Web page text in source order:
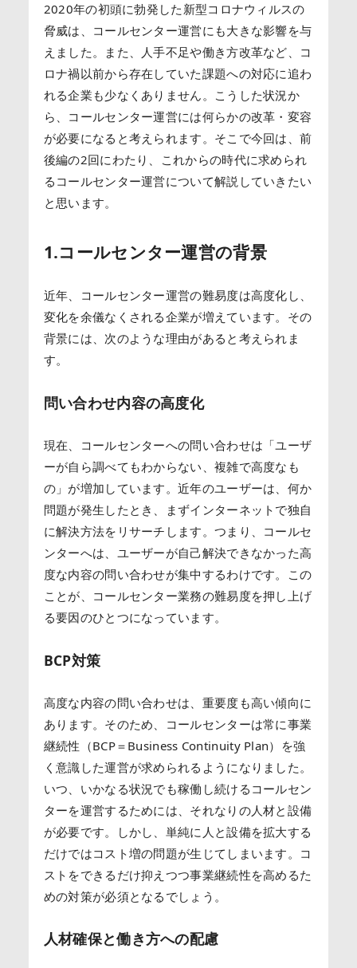
2020年の初頭に勃発した新型コロナウィルスの
脅威は、コールセンター運営にも大きな影響を与
えました。また、人手不足や働き方改革など、コ
ロナ禍以前から存在していた課題への対応に追わ
れる企業も少なくありません。こうした状況か
ら、コールセンター運営には何らかの改革・変容
が必要になると考えられます。そこで今回は、前
後編の2回にわたり、これからの時代に求められ
るコールセンター運営について解説していきたい
と思います。
1.コールセンター運営の背景
近年、コールセンター運営の難易度は高度化し、
変化を余儀なくされる企業が増えています。その
背景には、次のような理由があると考えられま
す。
問い合わせ内容の高度化
現在、コールセンターへの問い合わせは「ユーザ
ーが自ら調べてもわからない、複雑で高度なも
の」が増加しています。近年のユーザーは、何か
問題が発生したとき、まずインターネットで独自
に解決方法をリサーチします。つまり、コールセ
ンターへは、ユーザーが自己解決できなかった高
度な内容の問い合わせが集中するわけです。この
ことが、コールセンター業務の難易度を押し上げ
る要因のひとつになっています。
BCP対策
高度な内容の問い合わせは、重要度も高い傾向に
あります。そのため、コールセンターは常に事業
継続性（BCP＝Business Continuity Plan）を強
く意識した運営が求められるようになりました。
いつ、いかなる状況でも稼働し続けるコールセン
ターを運営するためには、それなりの人材と設備
が必要です。しかし、単純に人と設備を拡大する
だけではコスト増の問題が生じてしまいます。コ
ストをできるだけ抑えつつ事業継続性を高めるた
めの対策が必須となるでしょう。
人材確保と働き方への配慮